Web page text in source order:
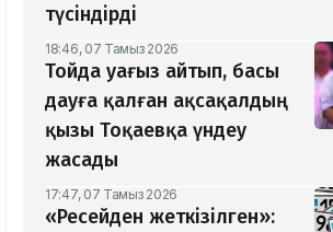
түсіндірді
18:46, 07 Тамыз 2026
Тойда уағыз айтып, басы
дауға қалған ақсақалдың
қызы Тоқаевқа үндеу
жасады
17:47, 07 Тамыз 2026
«Ресейден жеткізілген»: